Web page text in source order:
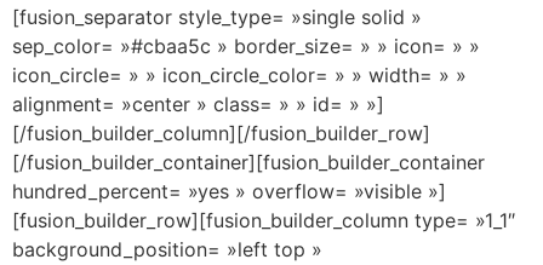
[fusion_separator style_type= »single solid »
sep_color= »#cbaa5c » border_size= » » icon= » »
icon_circle= » » icon_circle_color= » » width= » »
alignment= »center » class= » » id= » »]
[/fusion_builder_column][/fusion_builder_row]
[/fusion_builder_container][fusion_builder_container
hundred_percent= »yes » overflow= »visible »]
[fusion_builder_row][fusion_builder_column type= »1_1″
background_position= »left top »